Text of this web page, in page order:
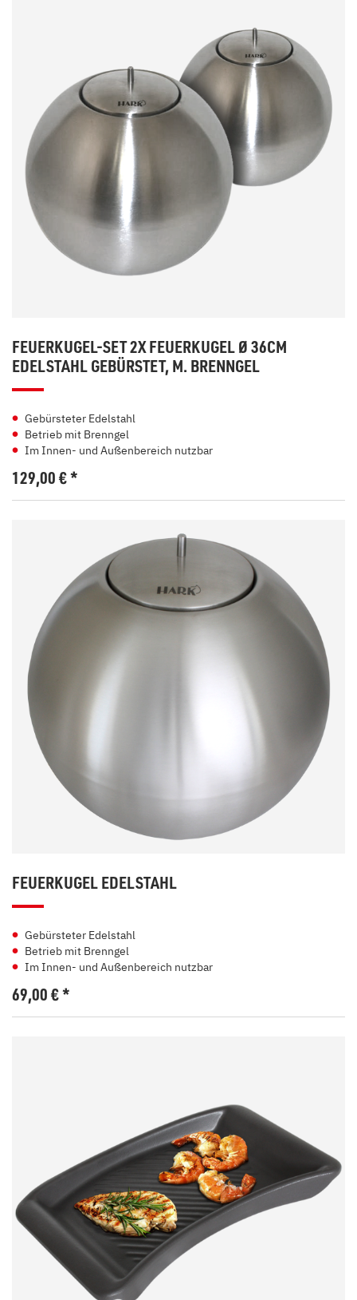
FEUERKUGEL-SET 2X FEUERKUGEL Ø 36CM
EDELSTAHL GEBÜRSTET, M. BRENNGEL
Gebürsteter Edelstahl
Betrieb mit Brenngel
Im Innen- und Außenbereich nutzbar
129,00€*
FEUERKUGEL EDELSTAHL
Gebürsteter Edelstahl
Betrieb mit Brenngel
Im Innen- und Außenbereich nutzbar
69,00€*